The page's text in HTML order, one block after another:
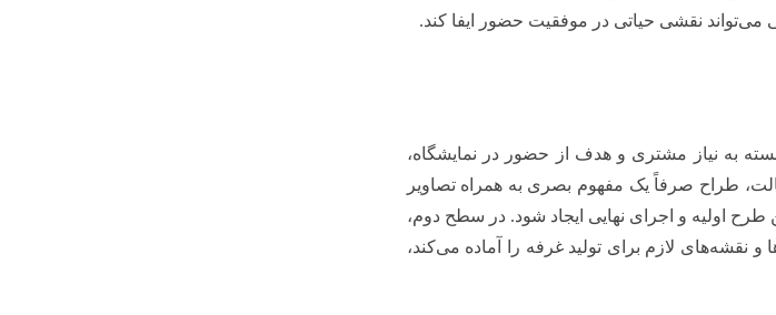
می‌تواند نقشی حیاتی در موفقیت حضور ایفا کند.
به نیاز مشتری و هدف از حضور در نمایشگاه،
طراح صرفاً یک مفهوم بصری به همراه تصاویر
اولیه و اجرای نهایی ایجاد شود. در سطح دوم،
لازم برای تولید غرفه را آماده می‌کند،